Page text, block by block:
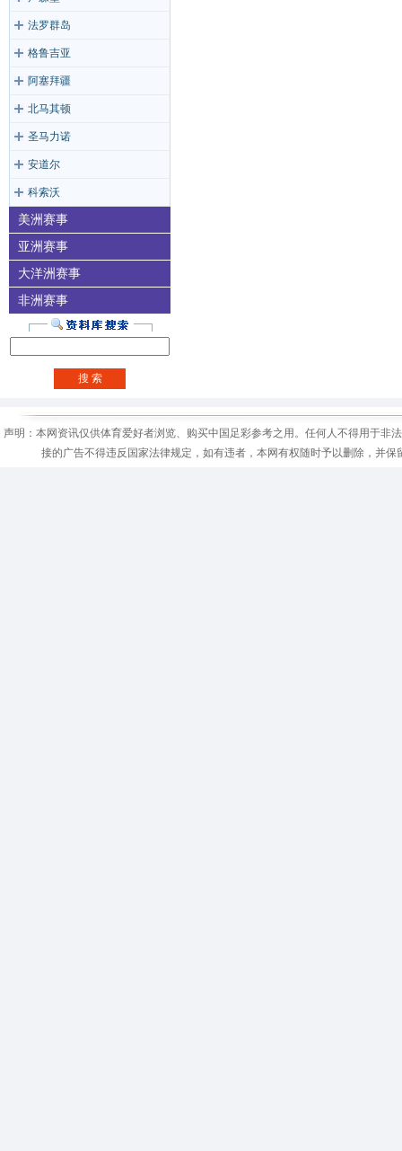
法罗群岛
格鲁吉亚
阿塞拜疆
北马其顿
圣马力诺
安道尔
科索沃
美洲赛事
亚洲赛事
大洋洲赛事
非洲赛事
搜 索
声明：本网资讯仅供体育爱好者浏览、购买中国足彩参考之用。任何人不得用于
接的广告不得违反国家法律规定，如有违者，本网有权随时予以删除，并